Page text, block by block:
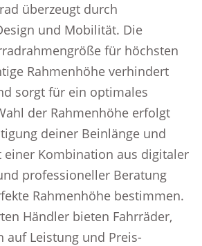
überzeugt durch
und Mobilität. Die
für höchsten
Rahmenhöhe verhindert
sorgt für ein optimales
der Rahmenhöhe erfolgt
deiner Beinlänge und
einer Kombination aus digitaler
professioneller Beratung
Rahmenhöhe bestimmen.
Händler bieten Fahrräder,
auf Leistung und Preis-